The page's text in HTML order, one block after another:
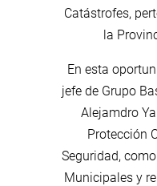
Catástrofes,
la
En esta
jefe de Grupo
Alejamdro
Protección
Seguridad,
Municipales y